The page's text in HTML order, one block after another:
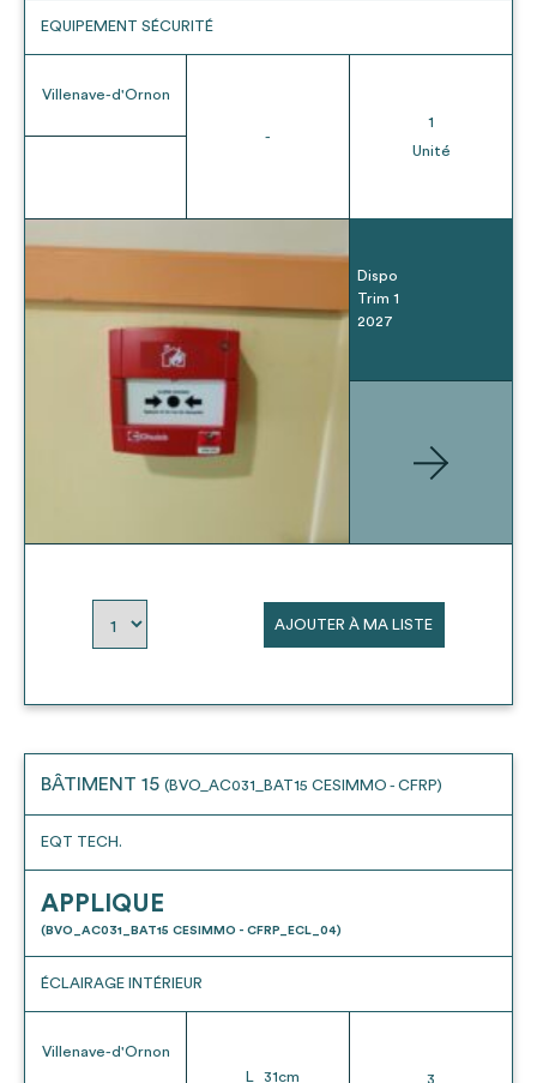
EQUIPEMENT SÉCURITÉ
Villenave-d'Ornon
-
1
Unité
Dispo
Trim 1
2027
AJOUTER À MA LISTE
BÂTIMENT 15 (BVO_AC031_BAT15 CESIMMO - CFRP)
EQT TECH.
APPLIQUE
(BVO_AC031_BAT15 CESIMMO - CFRP_ECL_04)
ÉCLAIRAGE INTÉRIEUR
Villenave-d'Ornon
L
31cm 3